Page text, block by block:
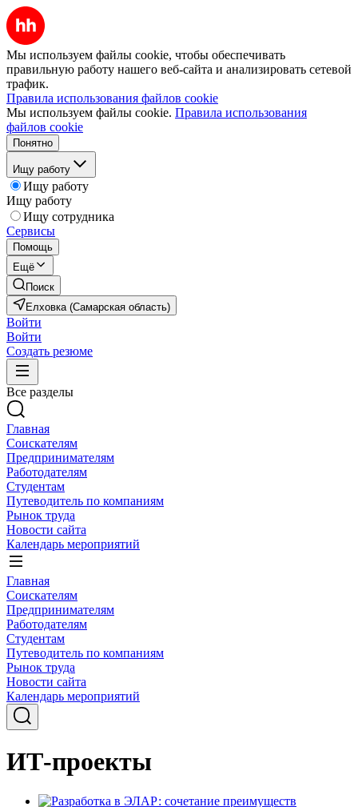
Мы используем файлы cookie, чтобы обеспечивать
правильную работу нашего веб-сайта и анализировать сетевой
трафик.
Правила использования файлов cookie
Мы используем файлы cookie. Правила использования
файлов cookie
Понятно
Ищу работу
Ищу работу
Ищу работу
Ищу сотрудника
Сервисы
Помощь
Ещё
Поиск
Елховка (Самарская область)
Войти
Войти
Создать резюме
Все разделы
Главная
Соискателям
Предпринимателям
Работодателям
Студентам
Путеводитель по компаниям
Рынок труда
Новости сайта
Календарь мероприятий
Главная
Соискателям
Предпринимателям
Работодателям
Студентам
Путеводитель по компаниям
Рынок труда
Новости сайта
Календарь мероприятий
ИТ-проекты